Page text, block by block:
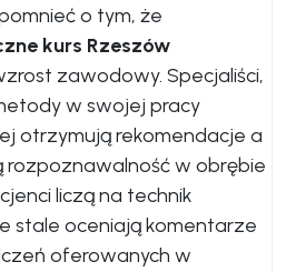
o tym, że
kurs Rzeszów
zawodowy. Specjaliści,
w swojej pracy
otrzymują rekomendacje a
rozpoznawalność w obrębie
liczą na technik
stale oceniają komentarze
oferowanych w